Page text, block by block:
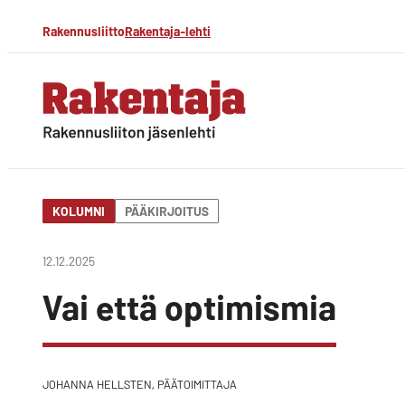
Siirry
suoraan
sisältöön
RakennusliittoRakentaja-lehti
Rakentaja-lehti
KOLUMNI PÄÄKIRJOITUS
12.12.2025
Vai että optimismia
JOHANNA HELLSTEN, PÄÄTOIMITTAJA